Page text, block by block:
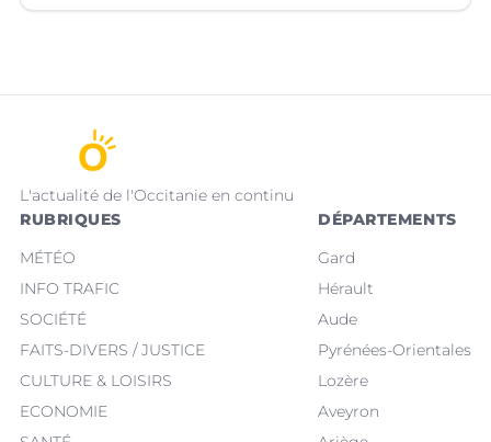
L'actualité de l'Occitanie en continu
RUBRIQUES
MÉTÉO
INFO TRAFIC
SOCIÉTÉ
FAITS-DIVERS / JUSTICE
CULTURE & LOISIRS
ECONOMIE
DÉPARTEMENTS
Gard
Hérault
Aude
Pyrénées-Orientales
Lozère
Aveyron